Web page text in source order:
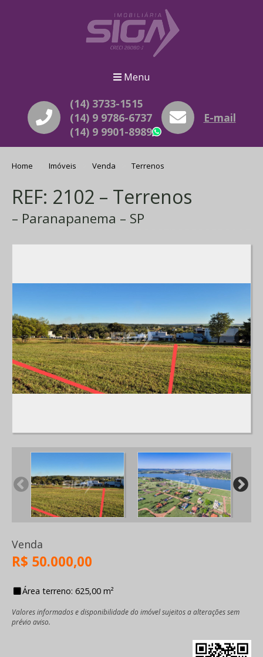
Menu
(14) 3733-1515
(14) 9 9786-6737
(14) 9 9901-8989
WhatsApp
E-mail
Home Imóveis Venda Terrenos
REF: 2102 – Terrenos
– Paranapanema – SP
Venda
R$ 50.000,00
Área terreno: 625,00 m²
Valores informados e disponibilidade do imóvel sujeitos a alterações sem
prévio aviso.